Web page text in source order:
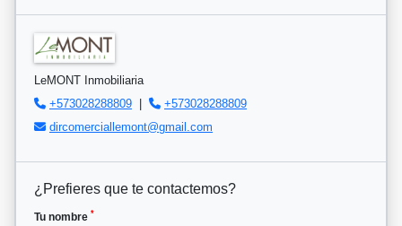
LeMONT Inmobiliaria
+573028288809 |
+573028288809
dircomerciallemont@gmail.com
¿Prefieres que te contactemos?
Tu nombre *